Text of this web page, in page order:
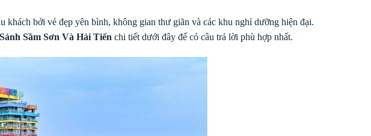
bởi vẻ đẹp yên bình, không gian thư giãn và các khu nghỉ dưỡng hiện đại.
Sầm Sơn Và Hải Tiến chi tiết dưới đây để có câu trả lời phù hợp nhất.